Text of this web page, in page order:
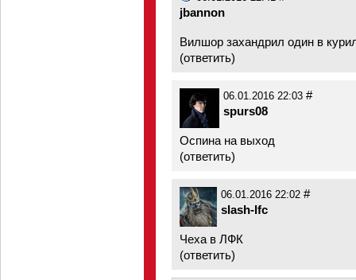
jbannon
Вилшор захандрил один в
(ответить)
06.01.2016 22:03 #
spurs08
Оспина на выход
(ответить)
06.01.2016 22:02 #
slash-lfc
Чеха в ЛФК
(ответить)